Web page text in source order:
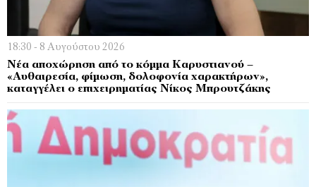
18:30 - 8 Αυγούστου 2026
Νέα αποχώρηση από το κόμμα Καρυστιανού –
«Αυθαιρεσία, φίμωση, δολοφονία χαρακτήρων»,
καταγγέλει ο επιχειρηματίας Νίκος Μπρουτζάκης